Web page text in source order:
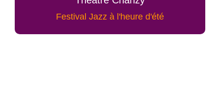
Festival Jazz à l'heure d'été